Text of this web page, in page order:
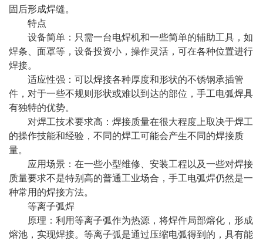
固后形成焊缝。
特点
设备简单：只需一台电焊机和一些简单的辅助工具，如
焊条、面罩等，设备投资小，操作灵活，可在各种位置进行
焊接。
适应性强：可以焊接各种厚度和形状的不锈钢承插管
件，对于一些不规则形状或难以到达的部位，手工电弧焊具
有独特的优势。
对焊工技术要求高：焊接质量在很大程度上取决于焊工
的操作技能和经验，不同的焊工可能会产生不同的焊接质
量。
应用场景：在一些小型维修、安装工程以及一些对焊接
质量要求不是特别高的普通工业场合，手工电弧焊仍然是一
种常用的焊接方法。
等离子弧焊
原理：利用等离子弧作为热源，将焊件局部熔化，形成
熔池，实现焊接。等离子弧是通过压缩电弧得到的，具有能